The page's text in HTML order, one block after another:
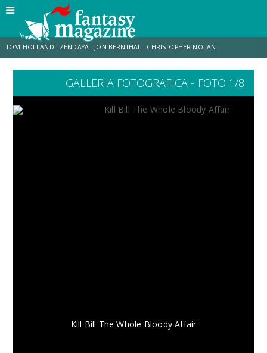
TOM HOLLAND ZENDAYA JON BERNTHAL CHRISTOPHER NOLAN
LUCCA COMICS & GAMES ODISSEA CHRIS MCKENNA
GALLERIA FOTOGRAFICA - FOTO 1/8
Kill Bill The Whole Bloody Affair